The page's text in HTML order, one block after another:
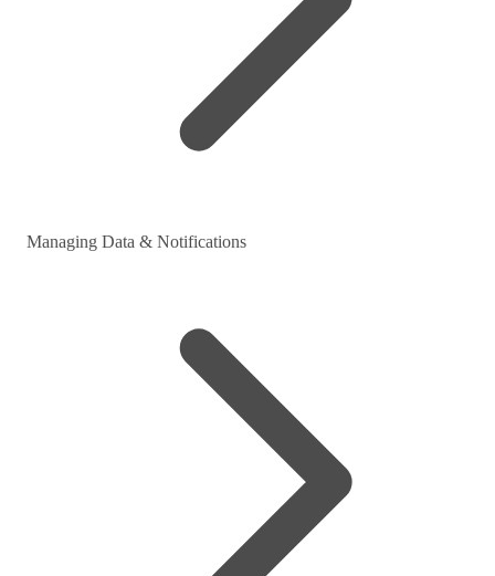
Managing Data & Notifications